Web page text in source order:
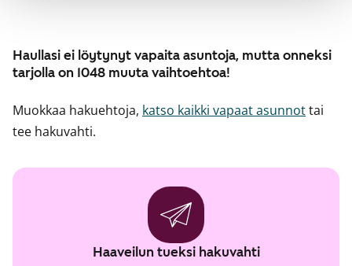
Haullasi ei löytynyt vapaita asuntoja, mutta onneksi
tarjolla on 1048 muuta vaihtoehtoa!
Muokkaa hakuehtoja, katso kaikki vapaat asunnottai
tee hakuvahti.
Haaveilun tueksi hakuvahti